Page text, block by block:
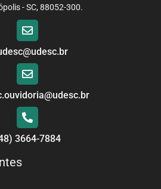
- SC, 88052-300.
3664-7884